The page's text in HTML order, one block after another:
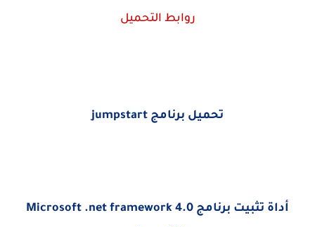
روابط التحميل
تحميل برنامج jumpstart
أداة تثبيت برنامج Microsoft .net framework 4.0